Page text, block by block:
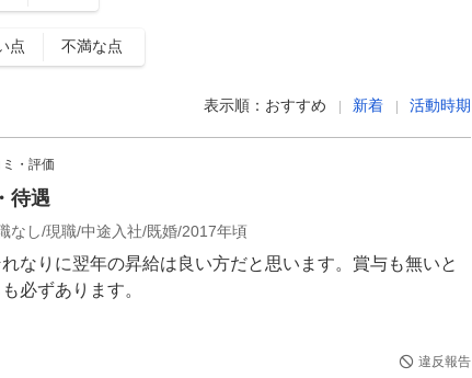
点 不満な点
表示順： おすすめ 新着 活動時期
・評価
待遇
なし 現職 中途入社 既婚 2017年頃
なりに翌年の昇給は良い方だと思います。賞与も無いと
必ずあります。
違反報告